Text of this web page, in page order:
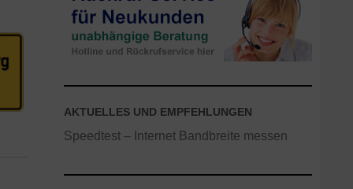
AKTUELLES UND EMPFEHLUNGEN
Speedtest – Internet Bandbreite messen